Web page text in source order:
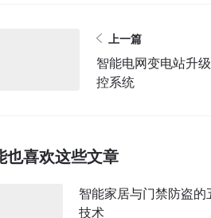
上一篇
智能电网变电站升
控系统
也喜欢这些文章
智能家居与门禁防盗的
技术